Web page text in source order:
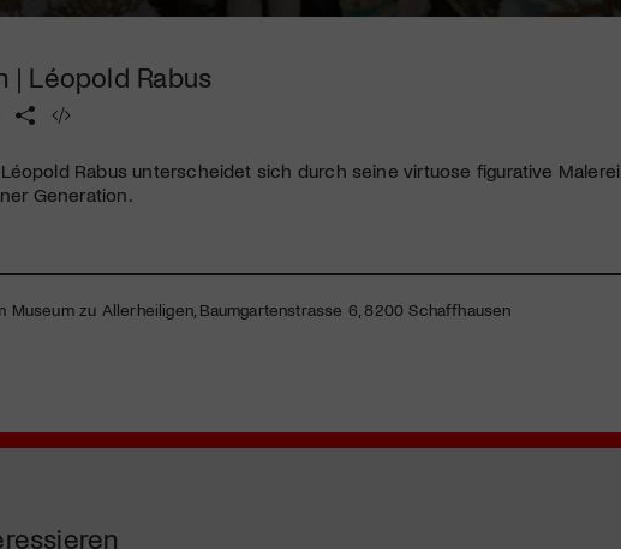
| Léopold Rabus
Rabus unterscheidet sich durch seine virtuose figurative Malerei
Generation.
Museum zu Allerheiligen, Baumgartenstrasse 6, 8200 Schaffhausen
werden